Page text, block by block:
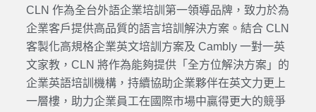
CLN 作為全台外語企業培訓第一領導品牌，致力於為
企業客戶提供高品質的語言培訓解決方案。結合 CLN
客製化高規格企業英文培訓方案及 Cambly 一對一英
文家教，CLN 將作為能夠提供「全方位解決方案」的
企業英語培訓機構，持續協助企業夥伴在英文力更上
一層樓，助力企業員工在國際市場中贏得更大的競爭